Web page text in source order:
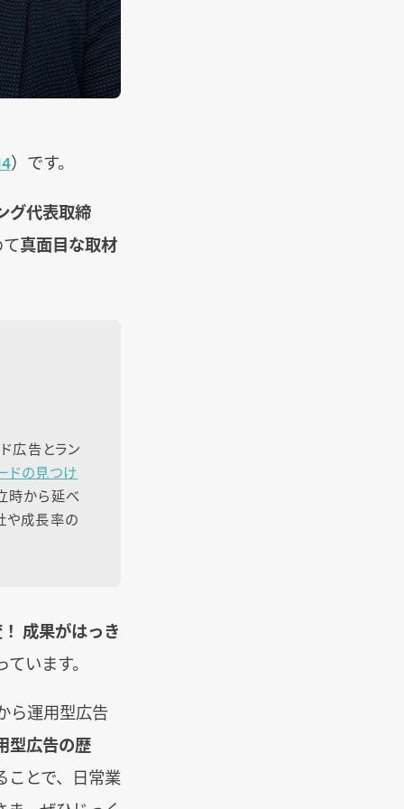
）です。
グ代表取締
真面目な取材
広告とラン
ドの見つけ
時から延べ
や成長率の
成果がはっき
います。
ら運用型広告
型広告の歴
ことで、日常業